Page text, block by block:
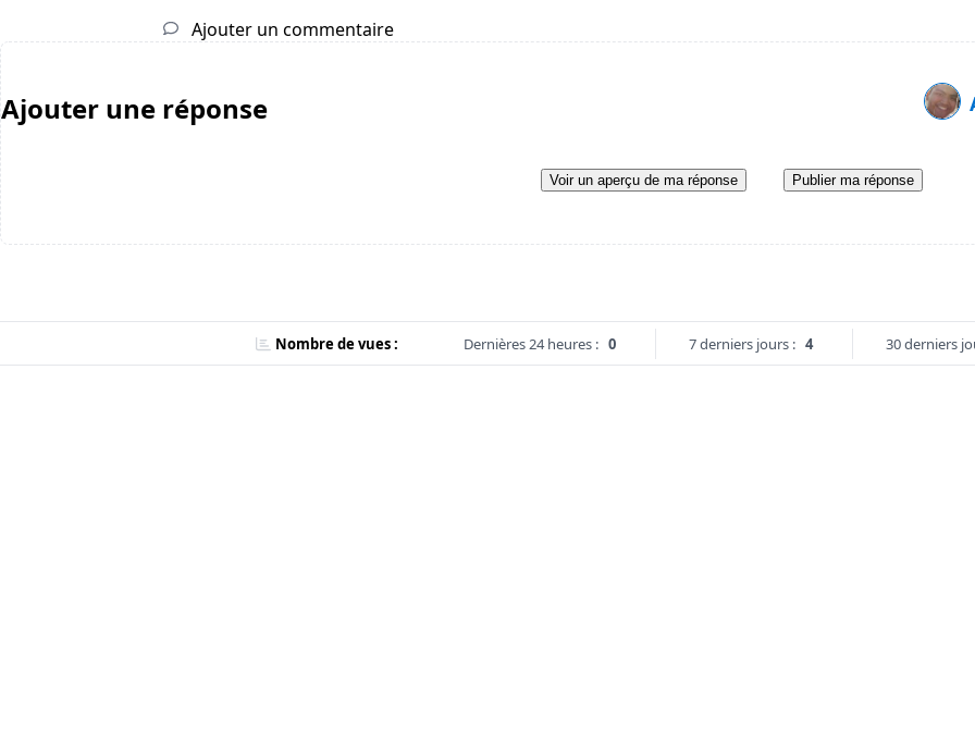
Ajouter un commentaire
Ajouter une réponse
Voir un aperçu de ma réponse Publier ma réponse
Nombre de vues : Dernières 24 heures : 0 7 derniers jours : 4 30 derniers